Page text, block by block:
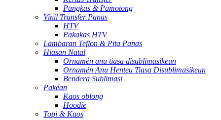
Pangkas & Pamotong
Vinil Transfer Panas
HTV
Pakakas HTV
Lambaran Teflon & Pita Panas
Hiasan Natal
Ornamén anu tiasa disublimasikeun
Ornamén Anu Henteu Tiasa Disublimasikeun
Bendera Sublimasi
Pakéan
Kaos oblong
Hoodie
Topi & Kaos